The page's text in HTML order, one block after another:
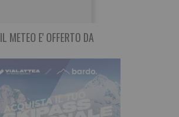
IL METEO E' OFFERTO DA